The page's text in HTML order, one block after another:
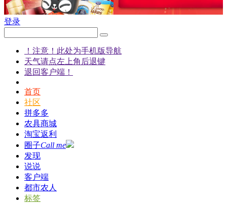
登录
！注意！此处为手机版导航
天气请点左上角后退键
退回客户端！
首页
社区
拼多多
农具商城
淘宝返利
圈子Call me
发现
说说
客户端
都市农人
标签